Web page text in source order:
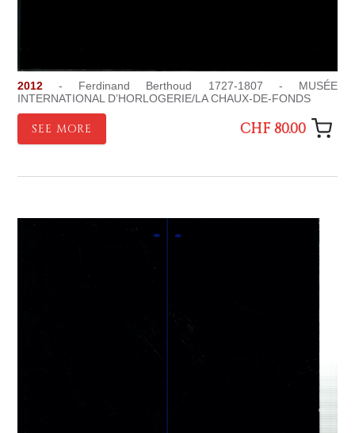
2012 - Ferdinand Berthoud 1727-1807 - MUSÉE
INTERNATIONAL D’HORLOGERIE/LA CHAUX-DE-FONDS
SEE MORE CHF 80.00